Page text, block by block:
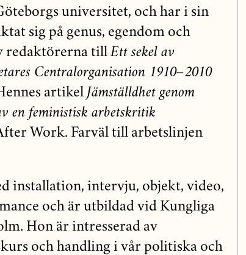
universitet, och har i sin
sig på genus, egendom och
redaktörerna till Ett sekel av
Centralorganisation 1910–2010
artikel Jämställdhet genom
en feministisk arbetskritik
Work. Farväl till arbetslinjen
installation, inter­vju, objekt, video,
och är utbildad vid Kungliga
Hon är intresserad av
och handling i vår politiska och